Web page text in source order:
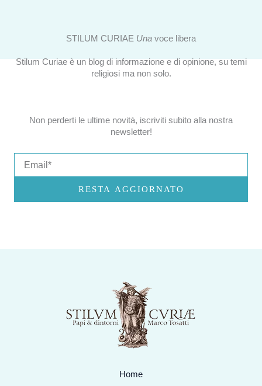
STILUM CURIAE Una voce libera
Stilum Curiae è un blog di informazione e di opinione, su temi
religiosi ma non solo.
Non perderti le ultime novità, iscriviti subito alla nostra
newsletter!
RESTA AGGIORNATO
Home